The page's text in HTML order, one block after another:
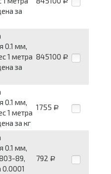
за
0.1 мм,
1 метра
за
845100 Р
0.1 мм,
1 метра
за кг
1755 Р
0.1 мм,
89,
0.0001
792 Р